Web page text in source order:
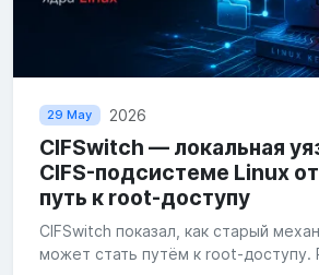
29 May 2026
CIFSwitch — локальная
CIFS-подсистеме Linux
путь к root-доступу
CIFSwitch показал, как старый
может стать путём к root-доступу.